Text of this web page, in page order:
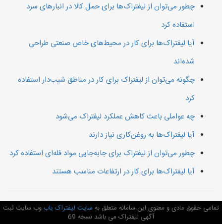
چطور می‌توان از لیفتراک‌ها برای حمل کالا در انبارهای سرد
استفاده کرد
آیا لیفتراک‌ها برای کار در محیط‌های خاص صنعتی طراحی
شده‌اند
چگونه می‌توان از لیفتراک برای کار در مناطق شیب‌دار استفاده
کرد
چه عواملی باعث کاهش عملکرد لیفتراک می‌شود
آیا لیفتراک‌ها به روغن‌کاری نیاز دارند
چطور می‌توان از لیفتراک برای جابه‌جایی مواد فله‌ای استفاده کرد
آیا لیفتراک‌ها برای کار در ارتفاعات مناسب هستند
تمامی حقوق مادی و معنوی این سامانه متعلق به سایت لیفتراک یاب وب سایت ثبت
آگهی لیفتراک می باشد نسخه 69